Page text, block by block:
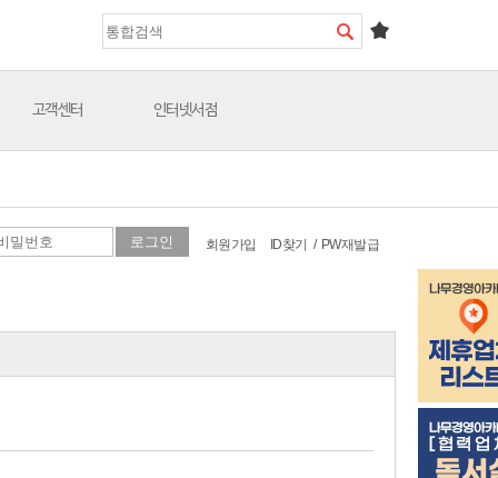
고객센터 인터넷서점
회원가입 ID찾기 / PW재발급